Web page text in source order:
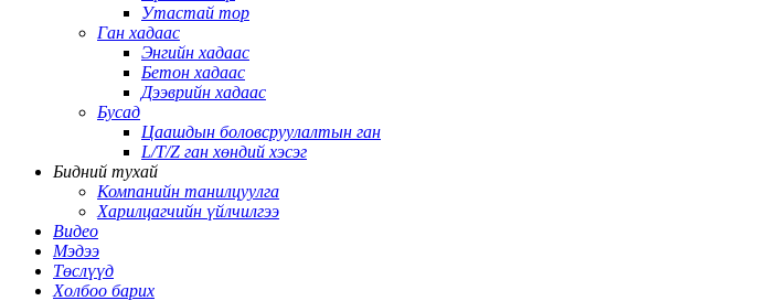
Утастай тор
Ган хадаас
Энгийн хадаас
Бетон хадаас
Дээврийн хадаас
Бусад
Цаашдын боловсруулалтын ган
L/T/Z ган хөндий хэсэг
Бидний тухай
Компанийн танилцуулга
Харилцагчийн үйлчилгээ
Видео
Мэдээ
Төслүүд
Холбоо барих